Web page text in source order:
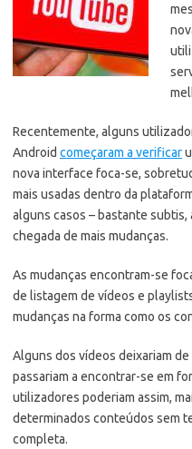
Recentemente, alguns
Android começaram a verificar
nova interface foca-se,
mais usadas dentro da
alguns casos – bastante subtis,
chegada de mais mudanças.
As mudanças encontram-se
de listagem de vídeos e
mudanças na forma como os
Alguns dos vídeos deixariam
passariam a encontrar-se em
utilizadores poderiam assim,
determinados conteúdos sem
completa.